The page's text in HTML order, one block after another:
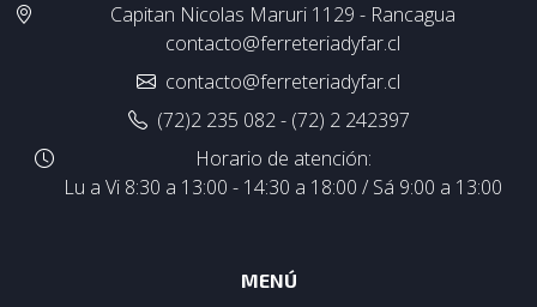
Capitan Nicolas Maruri 1129 - Rancagua
contacto@ferreteriadyfar.cl
contacto@ferreteriadyfar.cl
(72)2 235 082 - (72) 2 242397
Horario de atención:
Lu a Vi 8:30 a 13:00 - 14:30 a 18:00 / Sá 9:00 a 13:00
MENÚ